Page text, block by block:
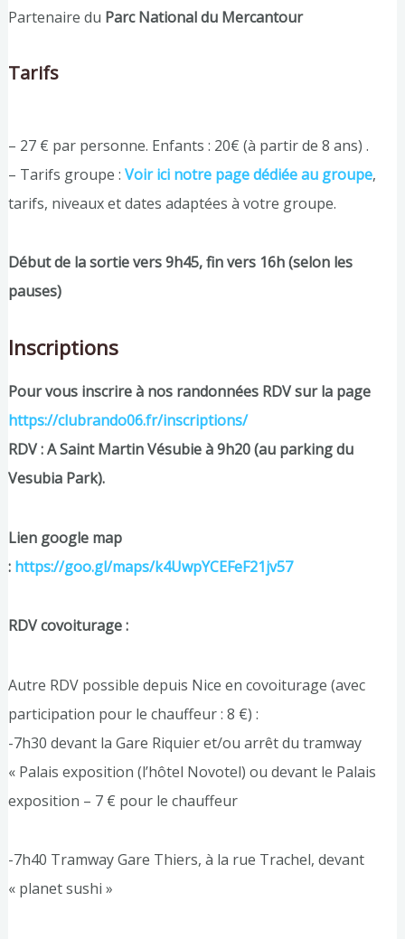
Partenaire du Parc National du Mercantour
Tarifs
– 27 € par personne. Enfants : 20€ (à partir de 8 ans) .
– Tarifs groupe : Voir ici notre page dédiée au groupe,
tarifs, niveaux et dates adaptées à votre groupe.
Début de la sortie vers 9h45, fin vers 16h (selon les
pauses)
Inscriptions
Pour vous inscrire à nos randonnées RDV sur la page
https://clubrando06.fr/inscriptions/
RDV : A Saint Martin Vésubie à 9h20 (au parking du
Vesubia Park).
Lien google map
: https://goo.gl/maps/k4UwpYCEFeF21jv57
RDV covoiturage :
Autre RDV possible depuis Nice en covoiturage (avec
participation pour le chauffeur : 8 €) :
-7h30 devant la Gare Riquier et/ou arrêt du tramway
« Palais exposition (l’hôtel Novotel) ou devant le Palais
exposition – 7 € pour le chauffeur
-7h40 Tramway Gare Thiers, à la rue Trachel, devant
« planet sushi »